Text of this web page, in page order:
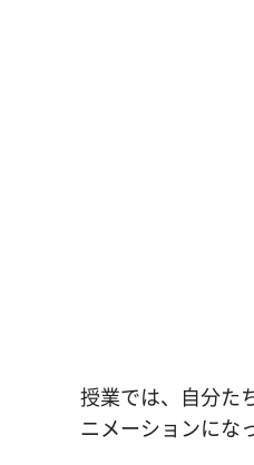
授業では、自分た
ニメーションにな